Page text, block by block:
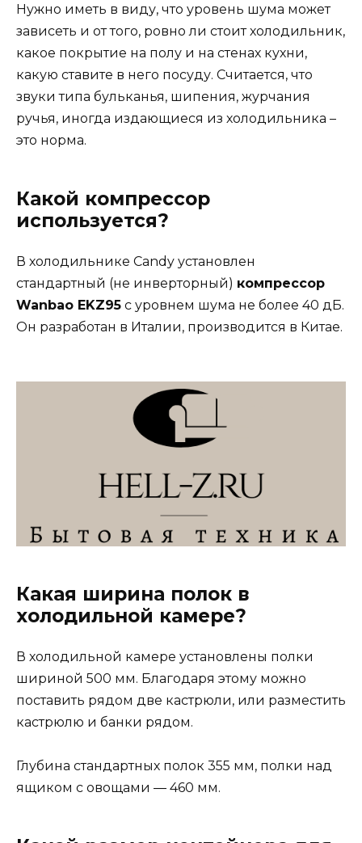
Нужно иметь в виду, что уровень шума может
зависеть и от того, ровно ли стоит холодильник,
какое покрытие на полу и на стенах кухни,
какую ставите в него посуду. Считается, что
звуки типа бульканья, шипения, журчания
ручья, иногда издающиеся из холодильника –
это норма.
Какой компрессор
используется?
В холодильнике Candy установлен
стандартный (не инверторный) компрессор
Wanbao EKZ95 с уровнем шума не более 40 дБ.
Он разработан в Италии, производится в Китае.
Какая ширина полок в
холодильной камере?
В холодильной камере установлены полки
шириной 500 мм. Благодаря этому можно
поставить рядом две кастрюли, или разместить
кастрюлю и банки рядом.
Глубина стандартных полок 355 мм, полки над
ящиком с овощами ― 460 мм.